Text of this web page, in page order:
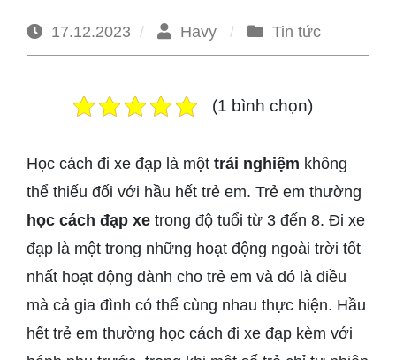
17.12.2023 Havy Tin tức
(1 bình chọn)
Học cách đi xe đạp là một trải nghiệm không
thể thiếu đối với hầu hết trẻ em. Trẻ em thường
học cách đạp xe trong độ tuổi từ 3 đến 8. Đi xe
đạp là một trong những hoạt động ngoài trời tốt
nhất hoạt động dành cho trẻ em và đó là điều
mà cả gia đình có thể cùng nhau thực hiện. Hầu
hết trẻ em thường học cách đi xe đạp kèm với